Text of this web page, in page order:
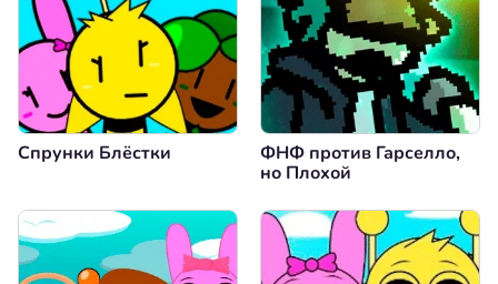
Спрунки Блёстки
ФНФ против Гарселло,
но Плохой